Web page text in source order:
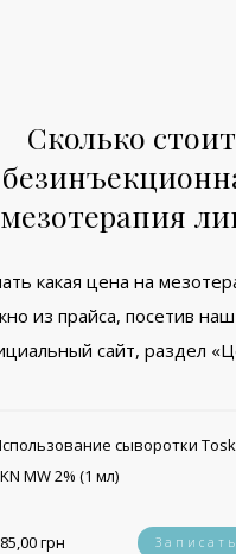
Сколько стоит
мезотерапия
какая цена на
из прайса, посетив наш
сайт, раздел
сыворотки
MW 2% (1 мл)
грн